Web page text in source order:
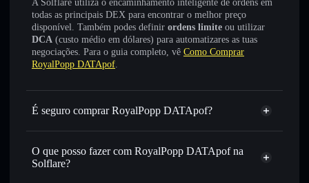
A Solflare utiliza o encaminhamento inteligente de ordens em
todas as principais DEX para encontrar o melhor preço
disponível. Também podes definir ordens limite ou utilizar
DCA (custo médio em dólares) para automatizares as tuas
negociações. Para o guia completo, vê Como Comprar
RoyalPopp DATApof.
É seguro comprar RoyalPopp DATApof?
RoyalPopp DATApof não está verificado
O que posso fazer com RoyalPopp DATApof na
Solflare?